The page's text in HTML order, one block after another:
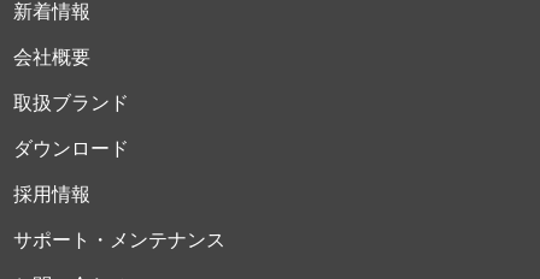
新着情報
会社概要
取扱ブランド
ダウンロード
採用情報
サポート・メンテナンス